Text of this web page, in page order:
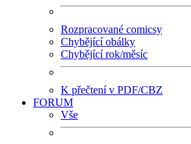
Rozpracované comicsy
Chybějící obálky
Chybějící rok/měsíc
K přečtení v PDF/CBZ
FORUM
Vše